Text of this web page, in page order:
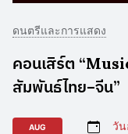
ดนตรีและการแสดง
คอนเสิร์ต
สัมพันธ์ไทย–จีน”
AUG
วั